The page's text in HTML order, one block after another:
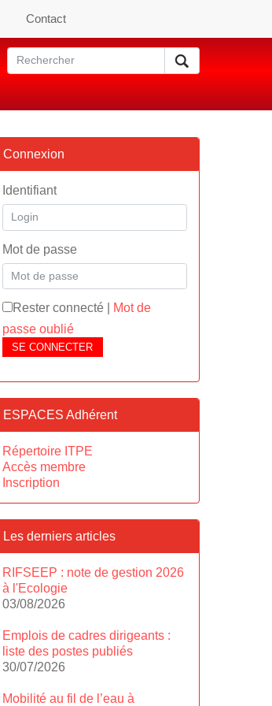
Contact
Connexion
Identifiant
Mot de passe
Rester connecté|
Mot de
passe oublié
SE CONNECTER
ESPACES Adhérent
Répertoire ITPE
Accès membre
Inscription
Les derniers articles
RIFSEEP : note de gestion 2026
à l'Ecologie
03/08/2026
Emplois de cadres dirigeants :
liste des postes publiés
30/07/2026
Mobilité au fil de l’eau à